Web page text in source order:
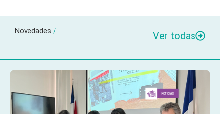
Novedades / Ver todas